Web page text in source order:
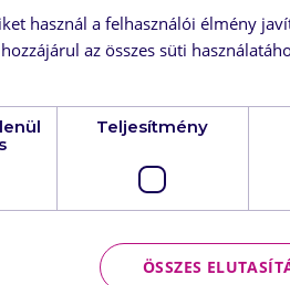
használ a felhasználói élmény
az összes süti
Teljesítmény
ÖSSZES